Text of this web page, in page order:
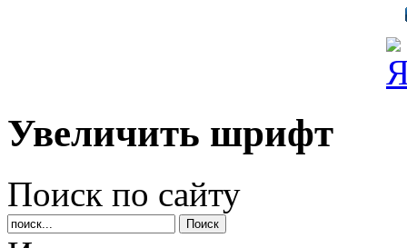
Увеличить шрифт
Поиск по сайту